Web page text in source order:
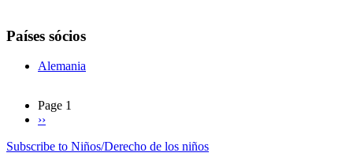
Países sócios
Alemania
Pagination
Page 1
Next
››
Subscribe to Niños/Derecho de los niños